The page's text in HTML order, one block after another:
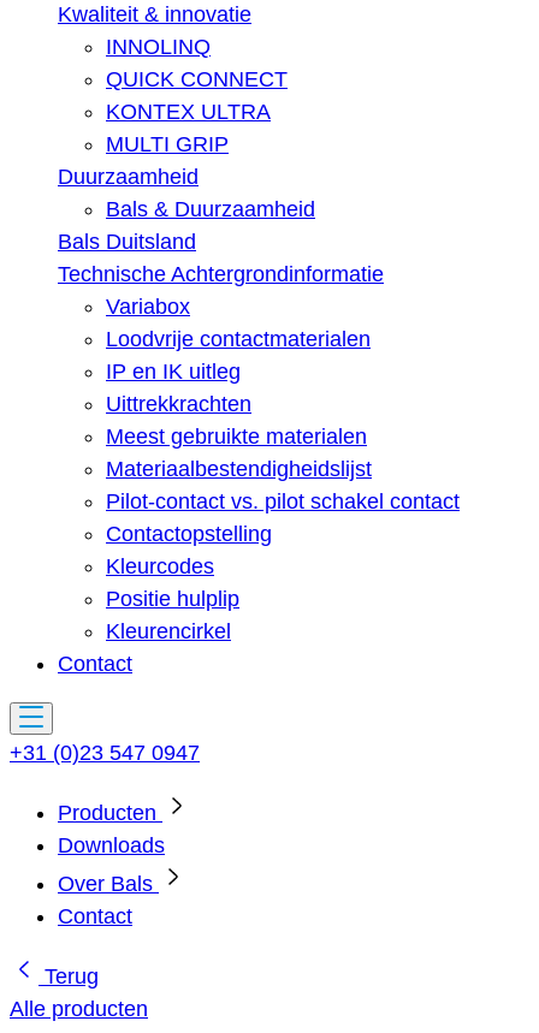
Kwaliteit & innovatie
INNOLINQ
QUICK CONNECT
KONTEX ULTRA
MULTI GRIP
Duurzaamheid
Bals & Duurzaamheid
Bals Duitsland
Technische Achtergrondinformatie
Variabox
Loodvrije contactmaterialen
IP en IK uitleg
Uittrekkrachten
Meest gebruikte materialen
Materiaalbestendigheidslijst
Pilot-contact vs. pilot schakel contact
Contactopstelling
Kleurcodes
Positie hulplip
Kleurencirkel
Contact
+31 (0)23 547 0947
Producten
Downloads
Over Bals
Contact
Terug
Alle producten